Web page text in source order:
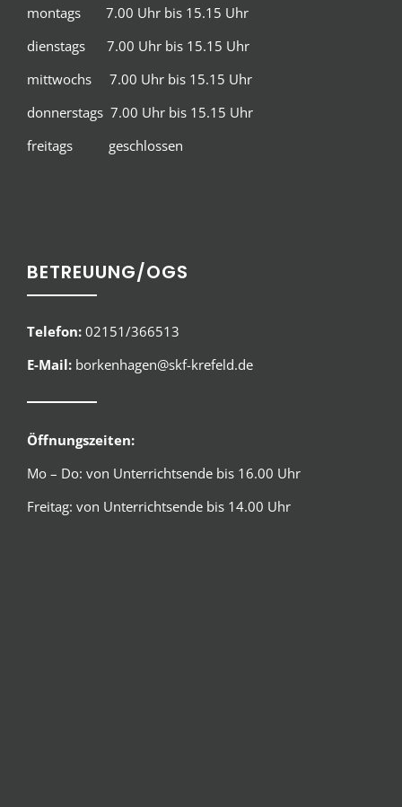
montags 7.00 Uhr bis 15.15 Uhr
dienstags 7.00 Uhr bis 15.15 Uhr
mittwochs 7.00 Uhr bis 15.15 Uhr
donnerstags 7.00 Uhr bis 15.15 Uhr
freitags geschlossen
BETREUUNG/OGS
Telefon: 02151/366513
E-Mail: borkenhagen@skf-krefeld.de
Öffnungszeiten:
Mo – Do: von Unterrichtsende bis 16.00 Uhr
Freitag: von Unterrichtsende bis 14.00 Uhr